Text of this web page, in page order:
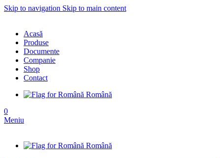
Skip to navigation Skip to main content
Acasă
Produse
Documente
Companie
Shop
Contact
Română
0
Meniu
Română